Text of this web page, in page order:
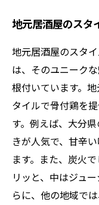
地元居酒屋のスタ
地元居酒屋のスタ
は、そのユニーク
根付いています。
タイルで骨付鶏を
す。例えば、大分
きが人気で、甘辛
ます。また、炭火
リッと、中はジュ
らに、他の地域で